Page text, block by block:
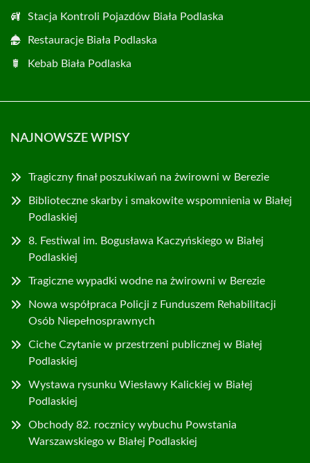
Stacja Kontroli Pojazdów Biała Podlaska
Restauracje Biała Podlaska
Kebab Biała Podlaska
NAJNOWSZE WPISY
Tragiczny finał poszukiwań na żwirowni w Berezie
Biblioteczne skarby i smakowite wspomnienia w Białej
Podlaskiej
8. Festiwal im. Bogusława Kaczyńskiego w Białej
Podlaskiej
Tragiczne wypadki wodne na żwirowni w Berezie
Nowa współpraca Policji z Funduszem Rehabilitacji
Osób Niepełnosprawnych
Ciche Czytanie w przestrzeni publicznej w Białej
Podlaskiej
Wystawa rysunku Wiesławy Kalickiej w Białej
Podlaskiej
Obchody 82. rocznicy wybuchu Powstania
Warszawskiego w Białej Podlaskiej